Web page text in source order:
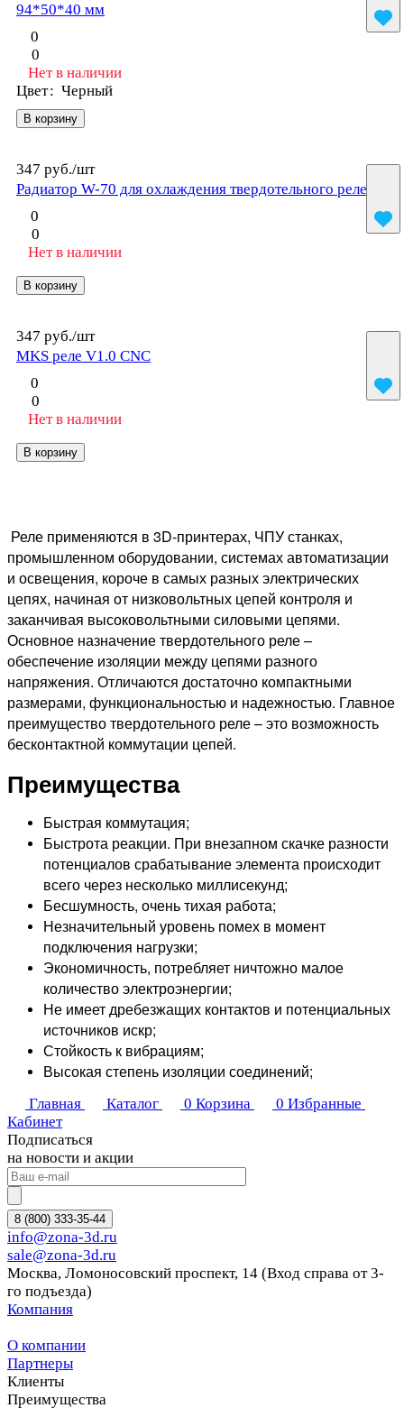
94*50*40 мм
0
0
Нет в наличии
В корзину
Цвет: Черный
347 руб./шт
Радиатор W-70 для охлаждения твердотельного реле
0
0
Нет в наличии
В корзину
347 руб./шт
MKS реле V1.0 CNC
0
0
Нет в наличии
В корзину
Реле применяются в 3D-принтерах, ЧПУ станках,
промышленном оборудовании, системах автоматизации
и освещения, короче в самых разных электрических
цепях, начиная от низковольтных цепей контроля и
заканчивая высоковольтными силовыми цепями.
Основное назначение твердотельного реле –
обеспечение изоляции между цепями разного
напряжения. Отличаются достаточно компактными
размерами, функциональностью и надежностью. Главное
преимущество твердотельного реле – это возможность
бесконтактной коммутации цепей.
Преимущества
Быстрая коммутация;
Быстрота реакции. При внезапном скачке разности
потенциалов срабатывание элемента происходит
всего через несколько миллисекунд;
Бесшумность, очень тихая работа;
Незначительный уровень помех в момент
подключения нагрузки;
Экономичность, потребляет ничтожно малое
количество электроэнергии;
Не имеет дребезжащих контактов и потенциальных
источников искр;
Стойкость к вибрациям;
Высокая степень изоляции соединений;
Главная Каталог 0 Корзина 0 Избранные
Кабинет
Подписаться
на новости и акции
8 (800) 333-35-44
info@zona-3d.ru
sale@zona-3d.ru
Москва, Ломоносовский проспект, 14 (Вход справа от 3-
го подъезда)
Компания
О компании
Партнеры
Клиенты
Преимущества